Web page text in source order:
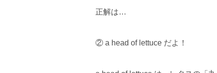
正解は…
② a head of lettuce だよ！